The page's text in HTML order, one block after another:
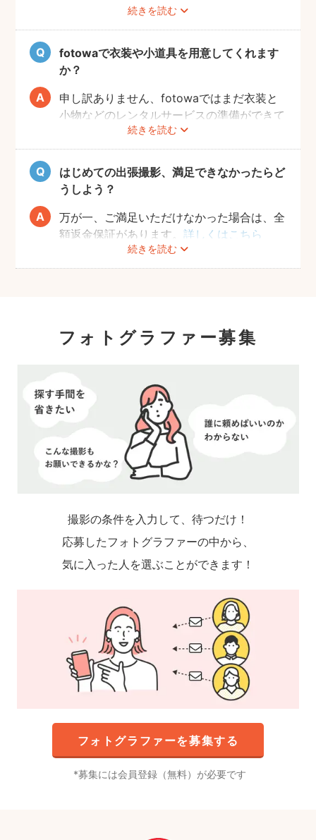
続きを読む
追加料金も一切なしで、ご友人と一緒に撮影
をお楽しみいただけます。
fotowaで衣装や小道具を用意してくれます
か？
続きを読む
申し訳ありません、fotowaではまだ衣装と
小物などのレンタルサービスの準備ができて
おりませんので、お客様ご自身にご用意をお
願いしております。
はじめての出張撮影、満足できなかったらど
うしよう？
続きを読む
万が一、ご満足いただけなかった場合は、全
額返金保証があります。詳しくはこちら
フォトグラファー募集
撮影の条件を入力して、待つだけ！
応募したフォトグラファーの中から、
気に入った人を選ぶことができます！
フォトグラファーを募集する
募集には会員登録（無料）が必要です